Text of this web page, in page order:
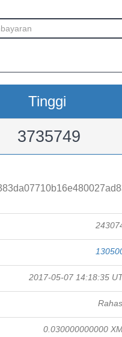
Tinggi
3735749
2017-05-07 14:18:35
0.030000000000